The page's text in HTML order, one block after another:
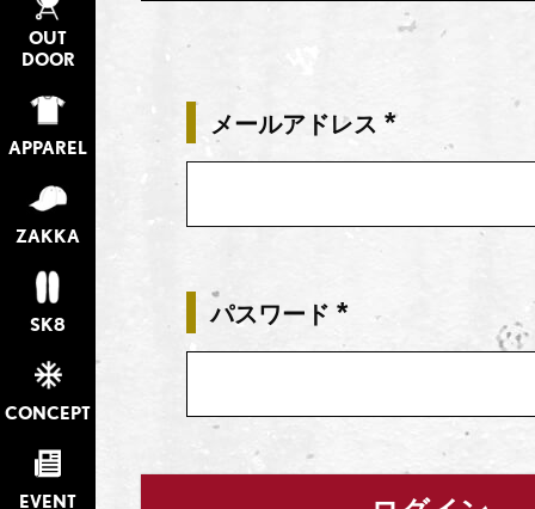
OUT
DOOR
APPAREL
ZAKKA
SK8
CONCEPT
EVENT
メールアドレス
パスワード
(必